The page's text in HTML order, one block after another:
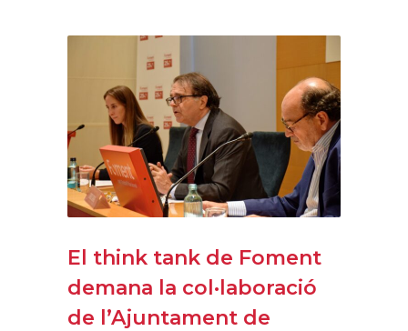
El think tank de Foment
demana la col·laboració
de l’Ajuntament de